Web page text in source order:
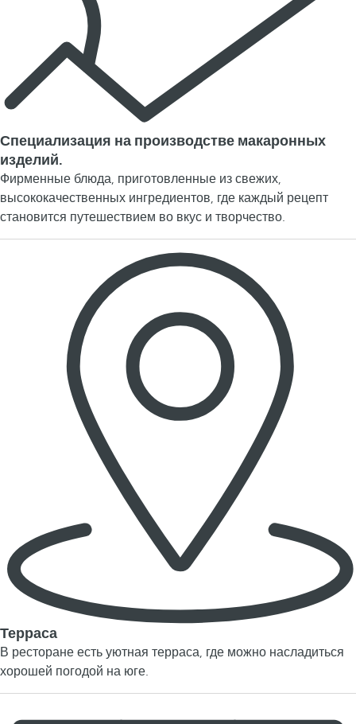
Специализация на производстве макаронных
изделий.
Фирменные блюда, приготовленные из свежих,
высококачественных ингредиентов, где каждый рецепт
становится путешествием во вкус и творчество.
Терраса
В ресторане есть уютная терраса, где можно насладиться
хорошей погодой на юге.